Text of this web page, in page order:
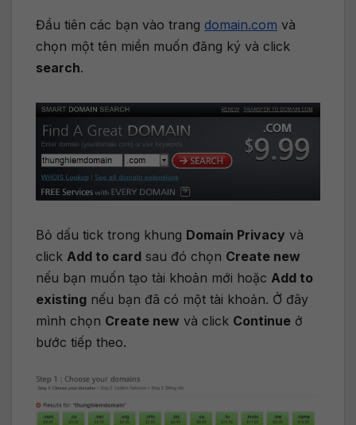
Đầu tiên các bạn vào trang domain.com và
chọn một tên miền muốn đăng ký và click
search.
Bỏ dấu tick trong khung Domain Privacy và
click Add to card sau đó chọn Create new
nếu bạn muốn tạo tài khoản mới hoặc Add to
existing nếu bạn đã có một tài khoản. Ở đây
mình chọn Create new và click Continue ở
bước tiếp theo.